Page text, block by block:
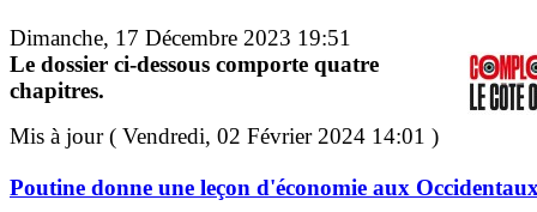
Dimanche, 17 Décembre 2023 19:51
Le dossier ci-dessous comporte quatre
chapitres.
Mis à jour ( Vendredi, 02 Février 2024 14:01 )
Poutine donne une leçon d'économie aux